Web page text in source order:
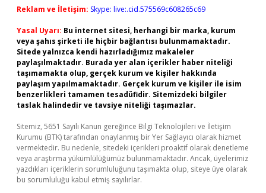
Reklam ve İletişim: Skype: live:.cid.575569c608265c69
Yasal Uyarı: Bu internet sitesi, herhangi bir marka, kurum
veya şahıs şirketi ile hiçbir bağlantısı bulunmamaktadır.
Sitede yalnızca kendi hazırladığımız makaleler
paylaşılmaktadır. Burada yer alan içerikler haber niteliği
taşımamakta olup, gerçek kurum ve kişiler hakkında
paylaşım yapılmamaktadır. Gerçek kurum ve kişiler ile isim
benzerlikleri tamamen tesadüfidir. Sitemizdeki bilgiler
taslak halindedir ve tavsiye niteliği taşımazlar.
Sitemiz, 5651 Sayılı Kanun gereğince Bilgi Teknolojileri ve İletişim
Kurumu (BTK) tarafından onaylanmış bir Yer Sağlayıcı olarak hizmet
vermektedir. Bu nedenle, sitedeki içerikleri proaktif olarak denetleme
veya araştırma yükümlülüğümüz bulunmamaktadır. Ancak, üyelerimiz
yazdıkları içeriklerin sorumluluğunu taşımakta olup, siteye üye olarak
bu sorumluluğu kabul etmiş sayılırlar.